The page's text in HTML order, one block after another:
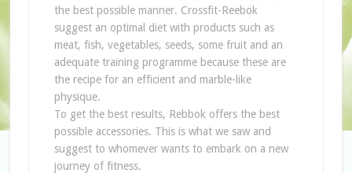
the best possible manner. Crossfit-Reebok
suggest an optimal diet with products such as
meat, fish, vegetables, seeds, some fruit and an
adequate training programme because these are
the recipe for an efficient and marble-like
physique.
To get the best results, Rebbok offers the best
possible accessories. This is what we saw and
suggest to whomever wants to embark on a new
journey of fitness.